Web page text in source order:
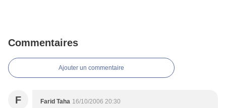
Commentaires
Ajouter un commentaire
F Farid Taha 16/10/2006 20:30